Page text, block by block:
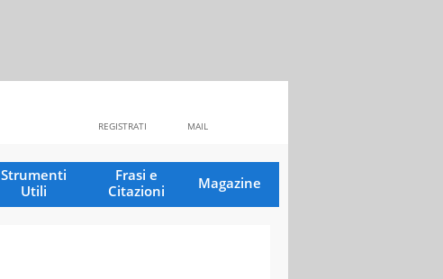
MAIL
REGISTRATI
Strumenti
Utili
Frasi e
Citazioni
Magazine